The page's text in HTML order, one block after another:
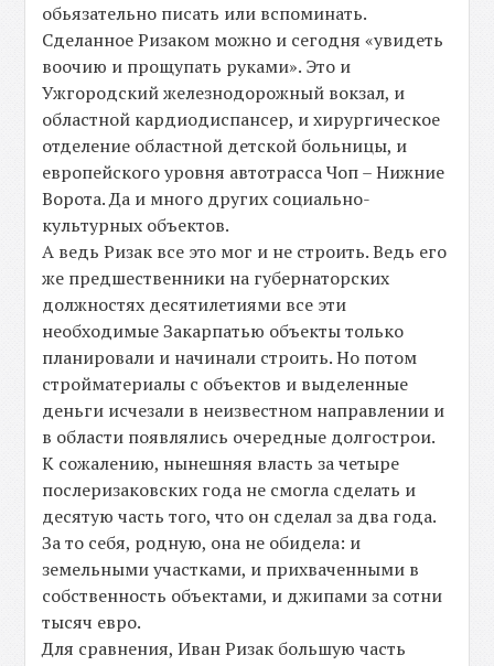
обьязательно писать или вспоминать.
Сделанное Ризаком можно и сегодня «увидеть
воочию и прощупать руками». Это и
Ужгородский железнодорожный вокзал, и
областной кардиодиспансер, и хирургическое
отделение областной детской больницы, и
европейского уровня автотрасса Чоп – Нижние
Ворота. Да и много других социально-
культурных объектов.
А ведь Ризак все это мог и не строить. Ведь его
же предшественники на губернаторских
должностях десятилетиями все эти
необходимые Закарпатью объекты только
планировали и начинали строить. Но потом
стройматериалы с объектов и выделенные
деньги исчезали в неизвестном направлении и
в области появлялись очередные долгострои.
К сожалению, нынешняя власть за четыре
послеризаковских года не смогла сделать и
десятую часть того, что он сделал за два года.
За то себя, родную, она не обидела: и
земельными участками, и прихваченными в
собственность объектами, и джипами за сотни
тысяч евро.
Для сравнения, Иван Ризак большую часть